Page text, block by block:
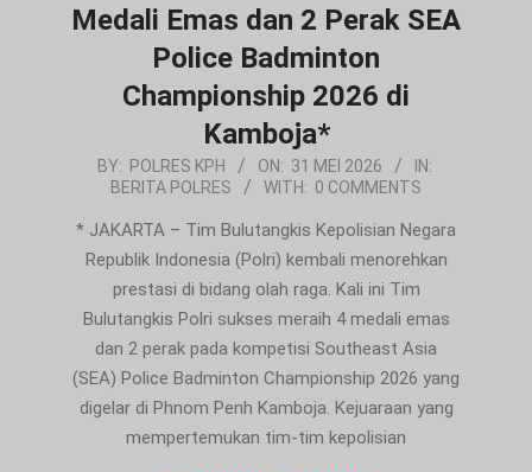
Medali Emas dan 2 Perak SEA
Police Badminton
Championship 2026 di
Kamboja*
2026-
31
BY: POLRES KPH ON: 31 MEI 2026
IN:
BERITA POLRES
WITH: 0 COMMENTS
* JAKARTA – Tim Bulutangkis Kepolisian Negara
Republik Indonesia (Polri) kembali menorehkan
prestasi di bidang olah raga. Kali ini Tim
Bulutangkis Polri sukses meraih 4 medali emas
dan 2 perak pada kompetisi Southeast Asia
(SEA) Police Badminton Championship 2026 yang
digelar di Phnom Penh Kamboja. Kejuaraan yang
mempertemukan tim-tim kepolisian